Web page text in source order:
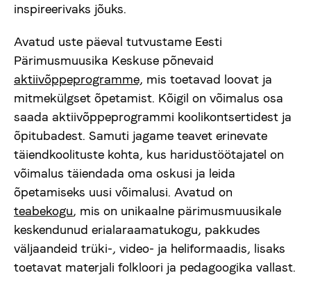
inspireerivaks jõuks.
Avatud uste päeval tutvustame Eesti
Pärimusmuusika Keskuse põnevaid
aktiivõppeprogramme, mis toetavad loovat ja
mitmekülgset õpetamist. Kõigil on võimalus osa
saada aktiivõppeprogrammi koolikontsertidest ja
õpitubadest. Samuti jagame teavet erinevate
täiendkoolituste kohta, kus haridustöötajatel on
võimalus täiendada oma oskusi ja leida
õpetamiseks uusi võimalusi. Avatud on
teabekogu, mis on unikaalne pärimusmuusikale
keskendunud erialaraamatukogu, pakkudes
väljaandeid trüki-, video- ja heliformaadis, lisaks
toetavat materjali folkloori ja pedagoogika vallast.